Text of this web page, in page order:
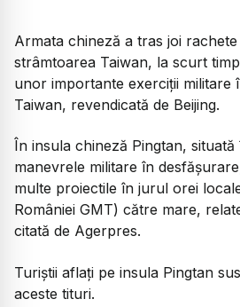
Armata chineză a tras joi
strâmtoarea Taiwan, la scurt
unor importante exerciții militare
Taiwan, revendicată de Beijing.
În insula chineză Pingtan,
manevrele militare în
multe proiectile în jurul orei
României GMT) către mare,
citată de Agerpres.
Turiștii aflați pe insula Pingtan
aceste tituri.